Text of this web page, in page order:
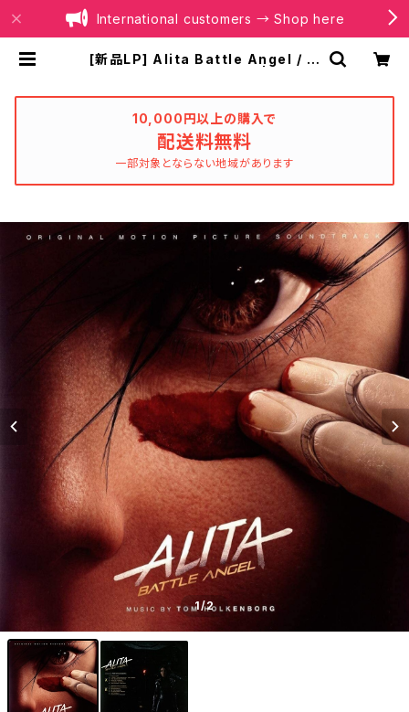
International customers → Shop here
[新品LP] Alita Battle Angel / ア
10,000円以上の購入で
配送料無料
一部対象とならない地域があります
1/2